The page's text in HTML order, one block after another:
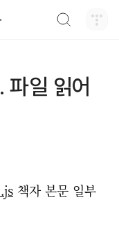
일 읽어
책자 본문 일부